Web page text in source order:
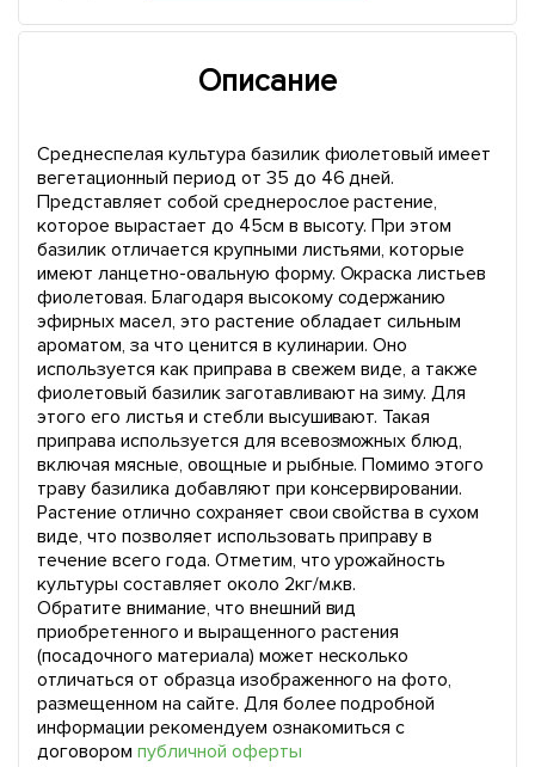
Описание
Среднеспелая культура базилик фиолетовый имеет
вегетационный период от 35 до 46 дней.
Представляет собой среднерослое растение,
которое вырастает до 45см в высоту. При этом
базилик отличается крупными листьями, которые
имеют ланцетно-овальную форму. Окраска листьев
фиолетовая. Благодаря высокому содержанию
эфирных масел, это растение обладает сильным
ароматом, за что ценится в кулинарии. Оно
используется как приправа в свежем виде, а также
фиолетовый базилик заготавливают на зиму. Для
этого его листья и стебли высушивают. Такая
приправа используется для всевозможных блюд,
включая мясные, овощные и рыбные. Помимо этого
траву базилика добавляют при консервировании.
Растение отлично сохраняет свои свойства в сухом
виде, что позволяет использовать приправу в
течение всего года. Отметим, что урожайность
культуры составляет около 2кг/м.кв.
Обратите внимание, что внешний вид
приобретенного и выращенного растения
(посадочного материала) может несколько
отличаться от образца изображенного на фото,
размещенном на сайте. Для более подробной
информации рекомендуем ознакомиться с
договором публичной оферты